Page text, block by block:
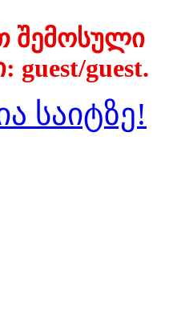
შემოსული
guest/guest.
საიტზე!